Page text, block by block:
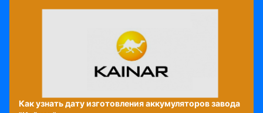
Как узнать дату изготовления аккумуляторов завода